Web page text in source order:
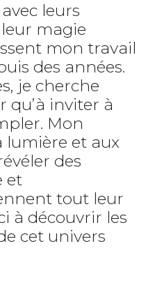
leurs
magie
mon travail
des années.
je cherche
qu’à inviter à
Mon
lumière et aux
des
et
tout leur
à découvrir les
cet univers